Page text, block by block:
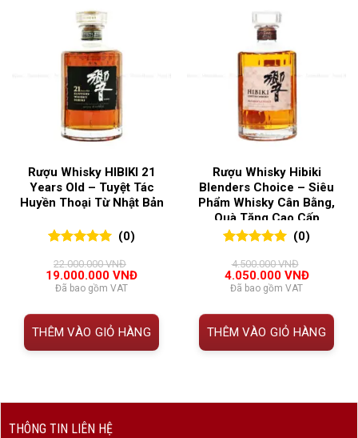
Rượu Whisky HIBIKI 21
Years Old – Tuyệt Tác
Huyền Thoại Từ Nhật Bản
đánh giá
(0)
22.000.000VNĐ
Giá
gốc
22.000.000 VNĐ.
19.000.000 VNĐGiá
là:
19.000.000 VNĐ.
Đã bao gồm VAT
THÊM VÀO GIỎ HÀNG
Rượu Whisky Hibiki
Blenders Choice – Siêu
Phẩm Whisky Cân Bằng,
Quà Tặng Cao Cấp
đánh giá
(0)
4.500.000VNĐ
Giá
gốc
4.500.000 VNĐ.
4.050.000 VNĐGiá
là:
Đã bao gồm VAT
THÊM VÀO GIỎ HÀNG
THÔNG TIN LIÊN HỆ